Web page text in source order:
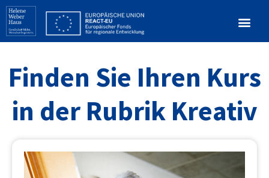
Finden Sie Ihren Kurs
in der Rubrik Kreativ